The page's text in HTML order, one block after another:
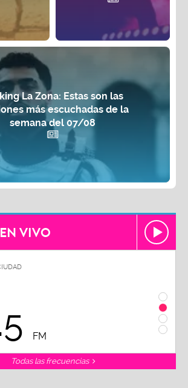
La Zona: Estas son las
más escuchadas de la
semana del 07/08
VIVO
FM
Todas las frecuencias